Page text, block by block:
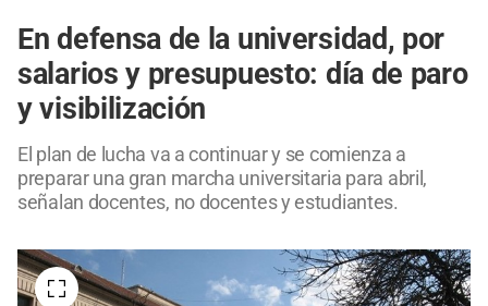
En defensa de la universidad, por
salarios y presupuesto: día de paro
y visibilización
El plan de lucha va a continuar y se comienza a
preparar una gran marcha universitaria para abril,
señalan docentes, no docentes y estudiantes.